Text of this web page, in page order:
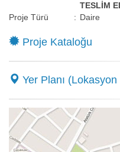
TESLİM
Proje Türü
: Daire
Proje Kataloğu
Yer Planı (Lokasyon